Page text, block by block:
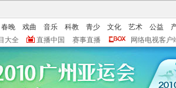
春晚 戏曲 音乐 科教 青少 文化 艺术 公益
大全 直播中国 赛事直播 网络电视客户